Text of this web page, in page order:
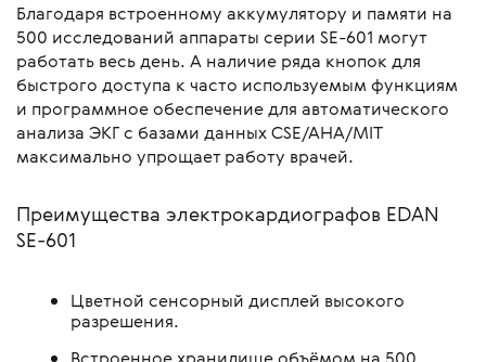
Благодаря встроенному аккумулятору и памяти на
500 исследований аппараты серии SE-601 могут
работать весь день. А наличие ряда кнопок для
быстрого доступа к часто используемым функциям
и программное обеспечение для автоматического
анализа ЭКГ с базами данных CSE/AHA/MIT
максимально упрощает работу врачей.
Преимущества электрокардиографов EDAN
SE-601
Цветной сенсорный дисплей высокого
разрешения.